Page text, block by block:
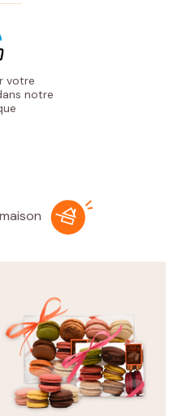
votre
notre